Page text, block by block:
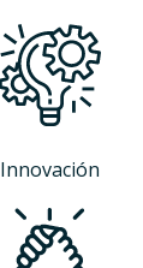
Innovación